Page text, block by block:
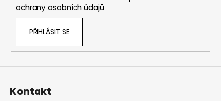
ochrany osobních údajů
PŘIHLÁSIT SE
Kontakt